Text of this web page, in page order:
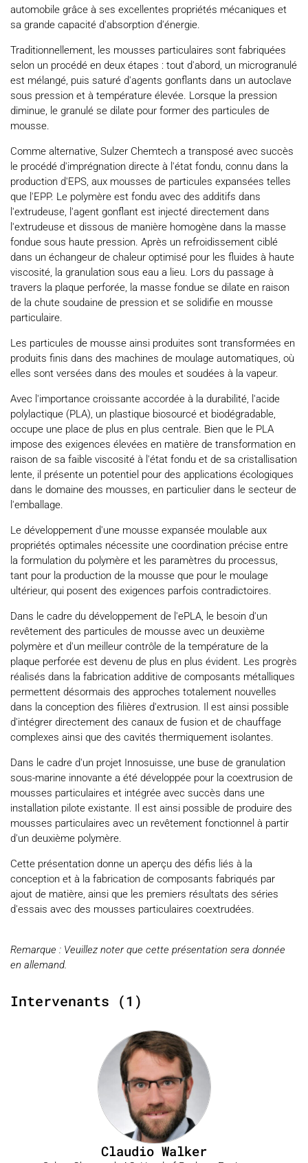
automobile grâce à ses excellentes propriétés mécaniques et
sa grande capacité d'absorption d'énergie.
Traditionnellement, les mousses particulaires sont fabriquées
selon un procédé en deux étapes : tout d'abord, un microgranulé
est mélangé, puis saturé d'agents gonflants dans un autoclave
sous pression et à température élevée. Lorsque la pression
diminue, le granulé se dilate pour former des particules de
mousse.
Comme alternative, Sulzer Chemtech a transposé avec succès
le procédé d'imprégnation directe à l'état fondu, connu dans la
production d'EPS, aux mousses de particules expansées telles
que l'EPP. Le polymère est fondu avec des additifs dans
l'extrudeuse, l'agent gonflant est injecté directement dans
l'extrudeuse et dissous de manière homogène dans la masse
fondue sous haute pression. Après un refroidissement ciblé
dans un échangeur de chaleur optimisé pour les fluides à haute
viscosité, la granulation sous eau a lieu. Lors du passage à
travers la plaque perforée, la masse fondue se dilate en raison
de la chute soudaine de pression et se solidifie en mousse
particulaire.
Les particules de mousse ainsi produites sont transformées en
produits finis dans des machines de moulage automatiques, où
elles sont versées dans des moules et soudées à la vapeur.
Avec l'importance croissante accordée à la durabilité, l'acide
polylactique (PLA), un plastique biosourcé et biodégradable,
occupe une place de plus en plus centrale. Bien que le PLA
impose des exigences élevées en matière de transformation en
raison de sa faible viscosité à l'état fondu et de sa cristallisation
lente, il présente un potentiel pour des applications écologiques
dans le domaine des mousses, en particulier dans le secteur de
l'emballage.
Le développement d'une mousse expansée moulable aux
propriétés optimales nécessite une coordination précise entre
la formulation du polymère et les paramètres du processus,
tant pour la production de la mousse que pour le moulage
ultérieur, qui posent des exigences parfois contradictoires.
Dans le cadre du développement de l'ePLA, le besoin d'un
revêtement des particules de mousse avec un deuxième
polymère et d'un meilleur contrôle de la température de la
plaque perforée est devenu de plus en plus évident. Les progrès
réalisés dans la fabrication additive de composants métalliques
permettent désormais des approches totalement nouvelles
dans la conception des filières d'extrusion. Il est ainsi possible
d'intégrer directement des canaux de fusion et de chauffage
complexes ainsi que des cavités thermiquement isolantes.
Dans le cadre d'un projet Innosuisse, une buse de granulation
sous-marine innovante a été développée pour la coextrusion de
mousses particulaires et intégrée avec succès dans une
installation pilote existante. Il est ainsi possible de produire des
mousses particulaires avec un revêtement fonctionnel à partir
d'un deuxième polymère.
Cette présentation donne un aperçu des défis liés à la
conception et à la fabrication de composants fabriqués par
ajout de matière, ainsi que les premiers résultats des séries
d'essais avec des mousses particulaires coextrudées.
Remarque : Veuillez noter que cette présentation sera donnée
en allemand.
Intervenants (1)
Claudio Walker